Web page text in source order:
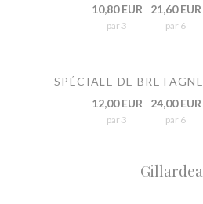
10,80 EUR
par 3
21,60 EUR
par 6
SPÉCIALE DE
12,00 EUR
par 3
24,00 EUR
par 6